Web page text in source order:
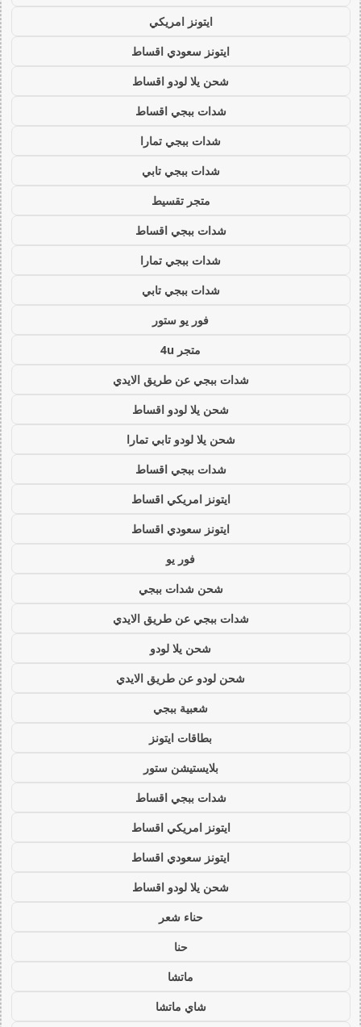
ايتونز امريكي
ايتونز سعودي اقساط
شحن يلا لودو اقساط
شدات ببجي اقساط
شدات ببجي تمارا
شدات ببجي تابي
متجر تقسيط
شدات ببجي اقساط
شدات ببجي تمارا
شدات ببجي تابي
فور يو ستور
متجر 4u
شدات ببجي عن طريق الايدي
شحن يلا لودو اقساط
شحن يلا لودو تابي تمارا
شدات ببجي اقساط
ايتونز امريكي اقساط
ايتونز سعودي اقساط
فور يو
شحن شدات ببجي
شدات ببجي عن طريق الايدي
شحن يلا لودو
شحن لودو عن طريق الايدي
شعبية ببجي
بطاقات ايتونز
بلايستيشن ستور
شدات ببجي اقساط
ايتونز امريكي اقساط
ايتونز سعودي اقساط
شحن يلا لودو اقساط
حناء شعر
حنا
ماتشا
شاي ماتشا